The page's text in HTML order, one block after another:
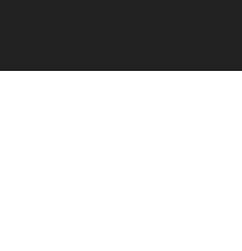
content